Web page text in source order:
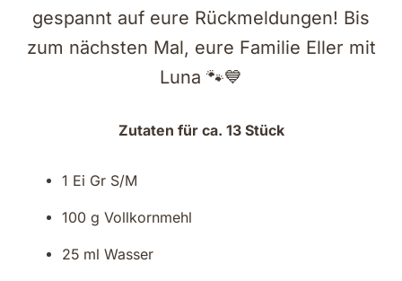
gespannt auf eure Rückmeldungen! Bis
zum nächsten Mal, eure Familie Eller mit
Luna 🐾💙
Zutaten für ca. 13 Stück
1 Ei Gr S/M
100 g Vollkornmehl
25 ml Wasser